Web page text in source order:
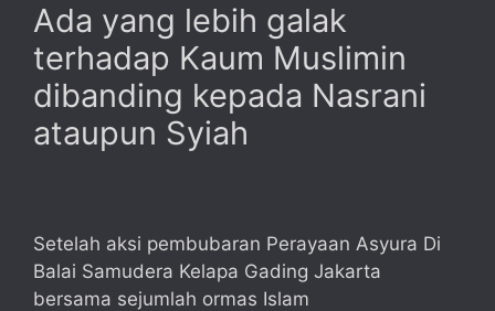
Ada yang lebih galak
terhadap Kaum Muslimin
dibanding kepada Nasrani
ataupun Syiah
Setelah aksi pembubaran Perayaan Asyura Di
Balai Samudera Kelapa Gading Jakarta
bersama sejumlah ormas Islam